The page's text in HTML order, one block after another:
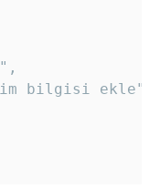
bilgisi